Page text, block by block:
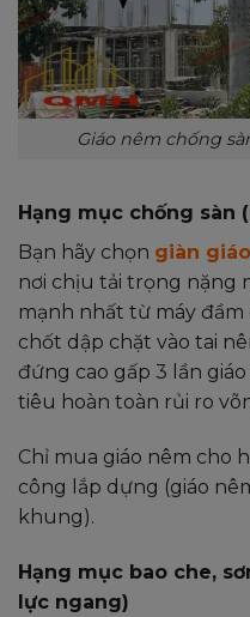
Giáo nêm chống
Hạng mục chống sàn
Bạn hãy chọn giàn
nơi chịu tải trọng nặng
mạnh nhất từ máy đầm
chốt dập chặt vào tai
đứng cao gấp 3 lần
tiêu hoàn toàn rủi ro
Chỉ mua giáo nêm cho
công lắp dựng (giáo
khung).
Hạng mục bao che,
lực ngang)